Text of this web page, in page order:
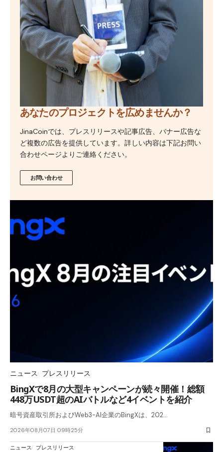
あなたのプロジェクトを広めませんか？
JinaCoinでは、プレスリリースや記事広告、バナー広告な
ど複数の広告を提供しています。詳しい内容は下記お問い
合わせページよりご連絡ください。
お問い合わせ
ニュース プレスリリース
BingXで8月の大型キャンペーンが続々開催！総額
448万USDT超のAIバトルなど4イベントを紹介
暗号資産取引所およびWeb3-AI企業のBingXは、202…
2026年08月07日 09時25分
ニュース プレスリリース